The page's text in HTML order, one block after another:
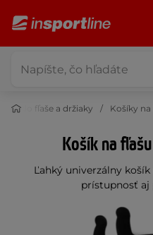
Cyklo fľaše a držiaky Košíky na
Košík na
Ľahký univerzálny
prístupnosť aj